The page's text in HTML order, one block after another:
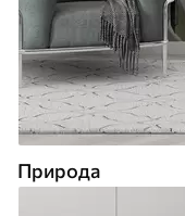
Природа